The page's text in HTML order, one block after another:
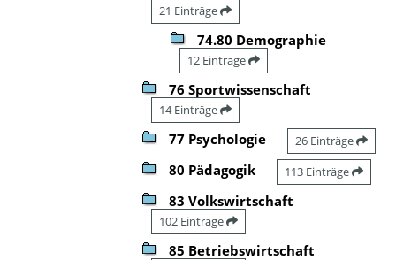
21 Einträge
74.80 Demographie
12 Einträge
76 Sportwissenschaft
14 Einträge
77 Psychologie 26 Einträge
80 Pädagogik 113 Einträge
83 Volkswirtschaft
102 Einträge
85 Betriebswirtschaft